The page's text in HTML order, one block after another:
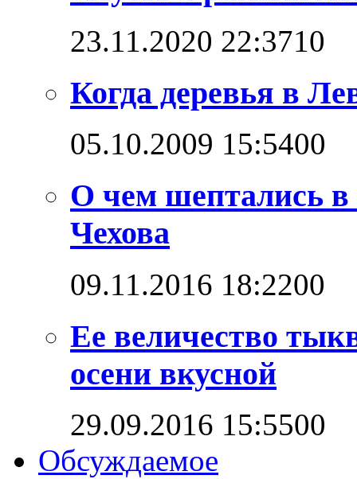
23.11.2020 22:3710
Когда деревья в
05.10.2009 15:5400
О чем шептались
Чехова
09.11.2016 18:2200
Ее величество
осени вкусной
29.09.2016 15:5500
Обсуждаемое